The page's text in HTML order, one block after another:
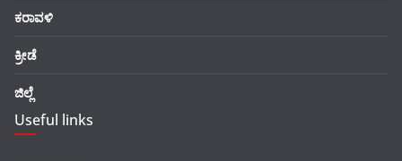
ಕರಾವಳಿ
ಕ್ರೀಡೆ
ಜಿಲ್ಲೆ
Useful links